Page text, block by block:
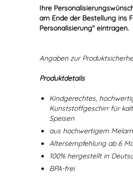
Ihre
am Ende der Bestellung ins
Personalisierung" eintragen.
Angaben zur
Produktdetails
Kindgerechtes,
Kunststoffgeschirr für
Speisen
aus hochwertigem
Altersempfehlung ab 6
100% hergestellt in
BPA-frei